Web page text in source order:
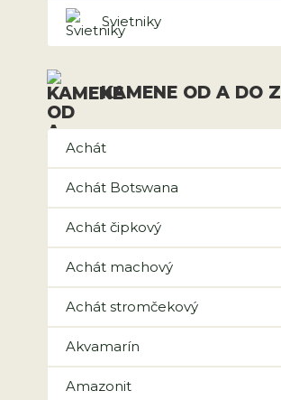
Svietniky
KAMENE OD A DO Z
Achát
Achát Botswana
Achát čipkový
Achát machový
Achát stromčekový
Akvamarín
Amazonit